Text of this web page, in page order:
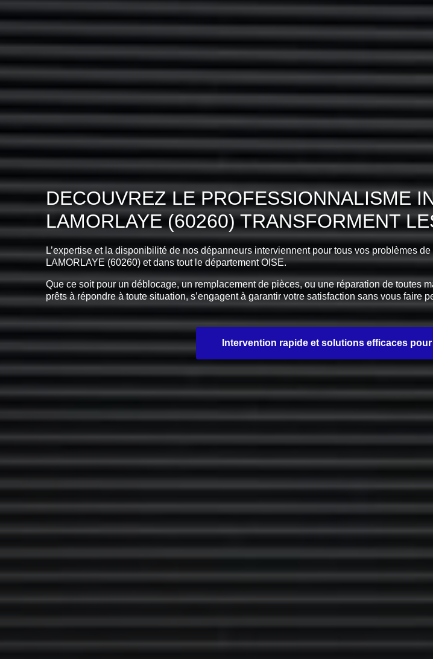
DECOUVREZ LE PROFESSIONNALISME
LAMORLAYE (60260) TRANSFORMENT
L’expertise et la disponibilité de nos dépanneurs interviennent pour tous vos problèmes
LAMORLAYE (60260) et dans tout le département OISE.
Que ce soit pour un déblocage, un remplacement de pièces, ou une réparation de toutes
prêts à répondre à toute situation, s’engagent à garantir votre satisfaction sans vous faire
Intervention rapide et solutions efficaces